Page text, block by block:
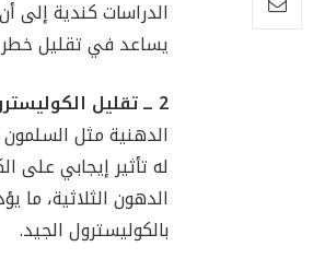
يساعد في تقليل خطر
2 ــ تقليل الكوليسترول …
الدهنية مثل
بالكوليسترول الجيد.